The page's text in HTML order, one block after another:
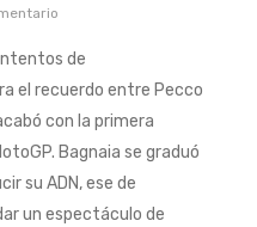
de
el recuerdo entre Pecco
con la primera
Bagnaia se graduó
su ADN, ese de
un espectáculo de